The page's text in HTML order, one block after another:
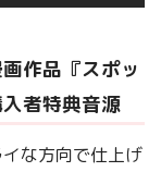
作品『スポッ
者特典音源
な方向で仕上げ